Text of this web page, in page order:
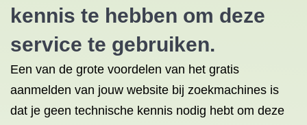
kennis te hebben om deze
service te gebruiken.
Een van de grote voordelen van het gratis
aanmelden van jouw website bij zoekmachines is
dat je geen technische kennis nodig hebt om deze